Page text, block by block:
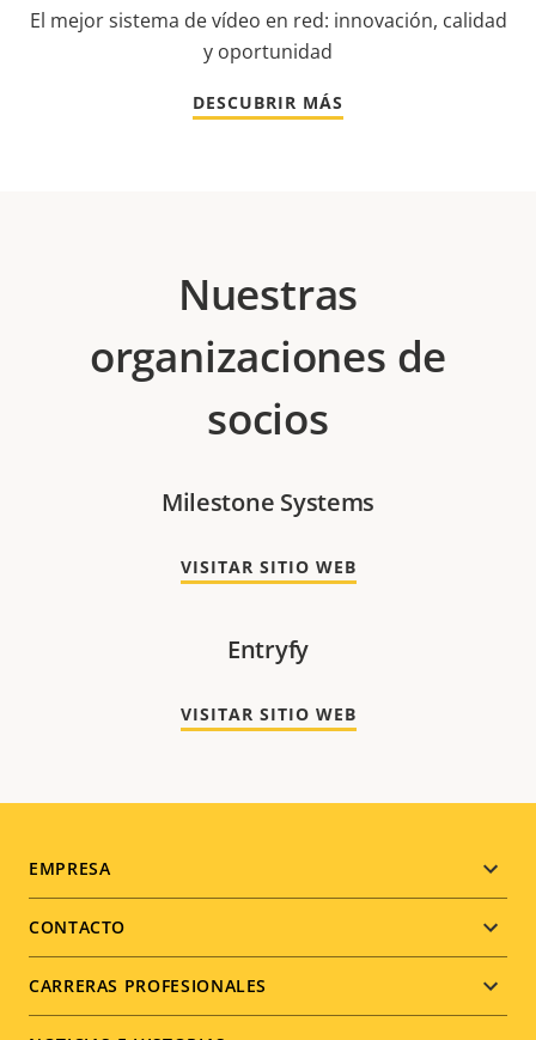
El mejor sistema de vídeo en red: innovación, calidad
y oportunidad
DESCUBRIR MÁS
Nuestras
organizaciones de
socios
Milestone Systems
VISITAR SITIO WEB
Entryfy
VISITAR SITIO WEB
Footer
menu
EMPRESA
CONTACTO
CARRERAS PROFESIONALES